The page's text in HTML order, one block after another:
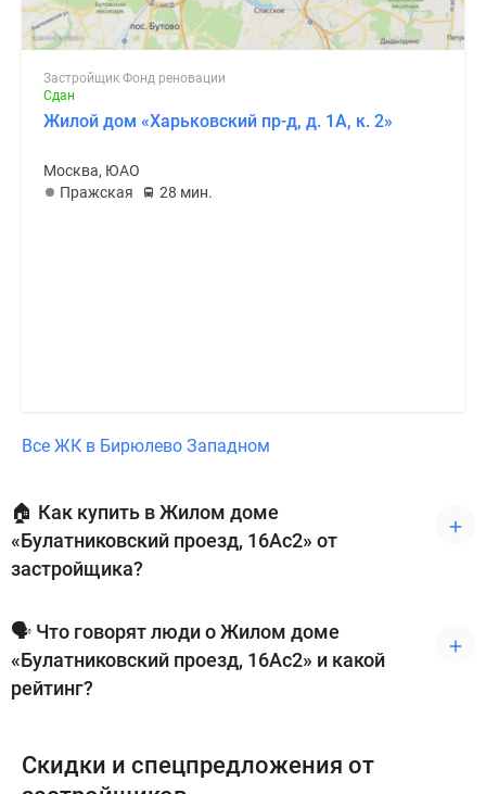
Застройщик Фонд реновации
Сдан
Жилой дом «Харьковский пр-д, д. 1А, к. 2»
Москва, ЮАО
Пражская
28 мин.
Все ЖК в Бирюлево Западном
🏠 Как купить в Жилом доме
«Булатниковский проезд, 16Ас2» от
застройщика?
🗣 Что говорят люди о Жилом доме
«Булатниковский проезд, 16Ас2» и какой
рейтинг?
Скидки и спецпредложения от